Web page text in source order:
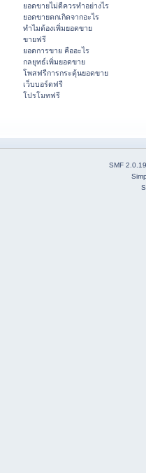
ยอดขายไม่ดีควรทำอย่างไร
ยอดขายตกเกิดจากอะไร
ทำไมต้องเพิ่มยอดขาย
ขายฟรี
ยอดการขาย คืออะไร
กลยุทธ์เพิ่มยอดขาย
โพสฟรีการกระตุ้นยอดขาย
เว็บบอร์ดฟรี
โปรโมทฟรี
SMF 2.0.19